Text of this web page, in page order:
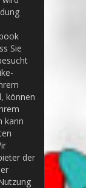
Sie
können
kann
der